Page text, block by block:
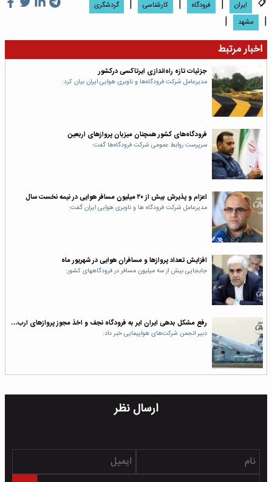
ایران | فرودگاه | کارشناسی | گردشگری
| مشهد
|
اخبار مرتبط
جزئیات تازه راه‌اندازی ایرتاکسی درکشور
مدیرعامل شرکت فرودگاه‌ها و ناوبری هوایی ایران بیان کرد:
فرودگاه‌های کشور همچنان میزبان پروازهای اربعین
سرپرست روابط عمومی شرکت فرودگاه‌ها گفت:
اعزام و پذیرش بیش از ۲۰ میلیون مسافر هوایی در نیمه نخست سال
مدیرعامل شرکت فرودگاه ها و ناوبری هوایی ایران گفت:
افزایش تعداد پروازها و مسافران هوایی در شهریور ماه
جابجایی بیش از سه میلیون مسافر در فرودگاه‎های کشور:
رفع مشکل بدهی ایران ایر به فرودگاه نجف و اخذ مجوز پرواز‌های ارب…
دبیر انجمن شرکت‌های هواپیمایی خبر داد:
ارسال نظر